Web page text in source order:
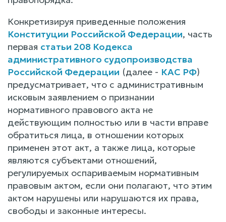
Конкретизируя приведенные положения
Конституции Российской Федерации, часть
первая статьи 208 Кодекса
административного судопроизводства
Российской Федерации (далее - КАС РФ)
предусматривает, что с административным
исковым заявлением о признании
нормативного правового акта не
действующим полностью или в части вправе
обратиться лица, в отношении которых
применен этот акт, а также лица, которые
являются субъектами отношений,
регулируемых оспариваемым нормативным
правовым актом, если они полагают, что этим
актом нарушены или нарушаются их права,
свободы и законные интересы.